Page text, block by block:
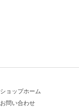
ショップホーム
お問い合わせ